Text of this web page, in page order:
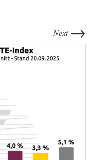
Next →